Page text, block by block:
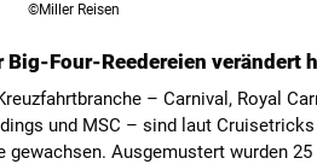
©Miller Reisen
Four-Reedereien verändert
– Carnival, Royal
und MSC – sind laut
gewachsen. Ausgemustert wurden